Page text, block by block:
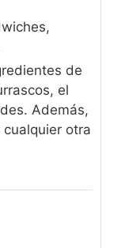
de
el
Además,
otra